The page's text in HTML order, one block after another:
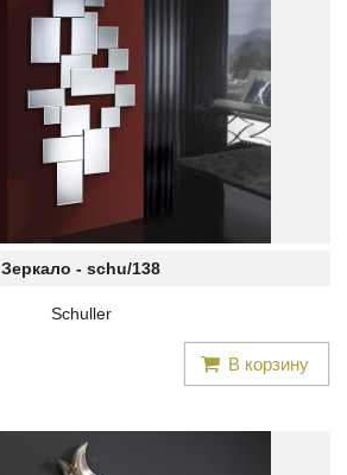
Зеркало - schu/138
Schuller
В корзину